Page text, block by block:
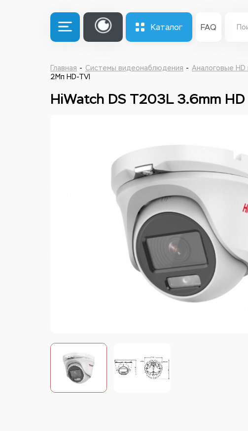
Каталог FAQ
Главная Системы видеонаблюдения Аналоговые HD
2Мп HD-TVI
HiWatch DS T203L 3.6mm